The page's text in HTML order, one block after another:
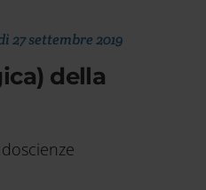
27 settembre 2019
della